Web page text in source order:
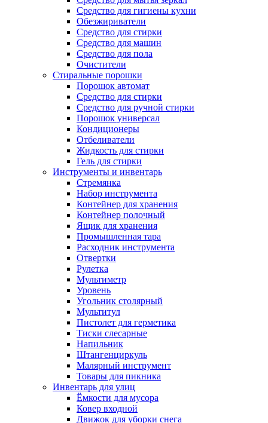
Средство для гигиены кухни
Обезжириватели
Средство для стирки
Средство для машин
Средство для пола
Очистители
Стиральные порошки
Порошок автомат
Средство для стирки
Средство для ручной стирки
Порошок универсал
Кондиционеры
Отбеливатели
Жидкость для стирки
Гель для стирки
Инструменты и инвентарь
Стремянка
Набор инструмента
Контейнер для хранения
Контейнер полочный
Ящик для хранения
Промышленная тара
Расходник инструмента
Отвертки
Рулетка
Мультиметр
Уровень
Угольник столярный
Мультитул
Пистолет для герметика
Тиски слесарные
Напильник
Штангенциркуль
Малярный инструмент
Товары для пикника
Инвентарь для улиц
Ёмкости для мусора
Ковер входной
Движок для уборки снега